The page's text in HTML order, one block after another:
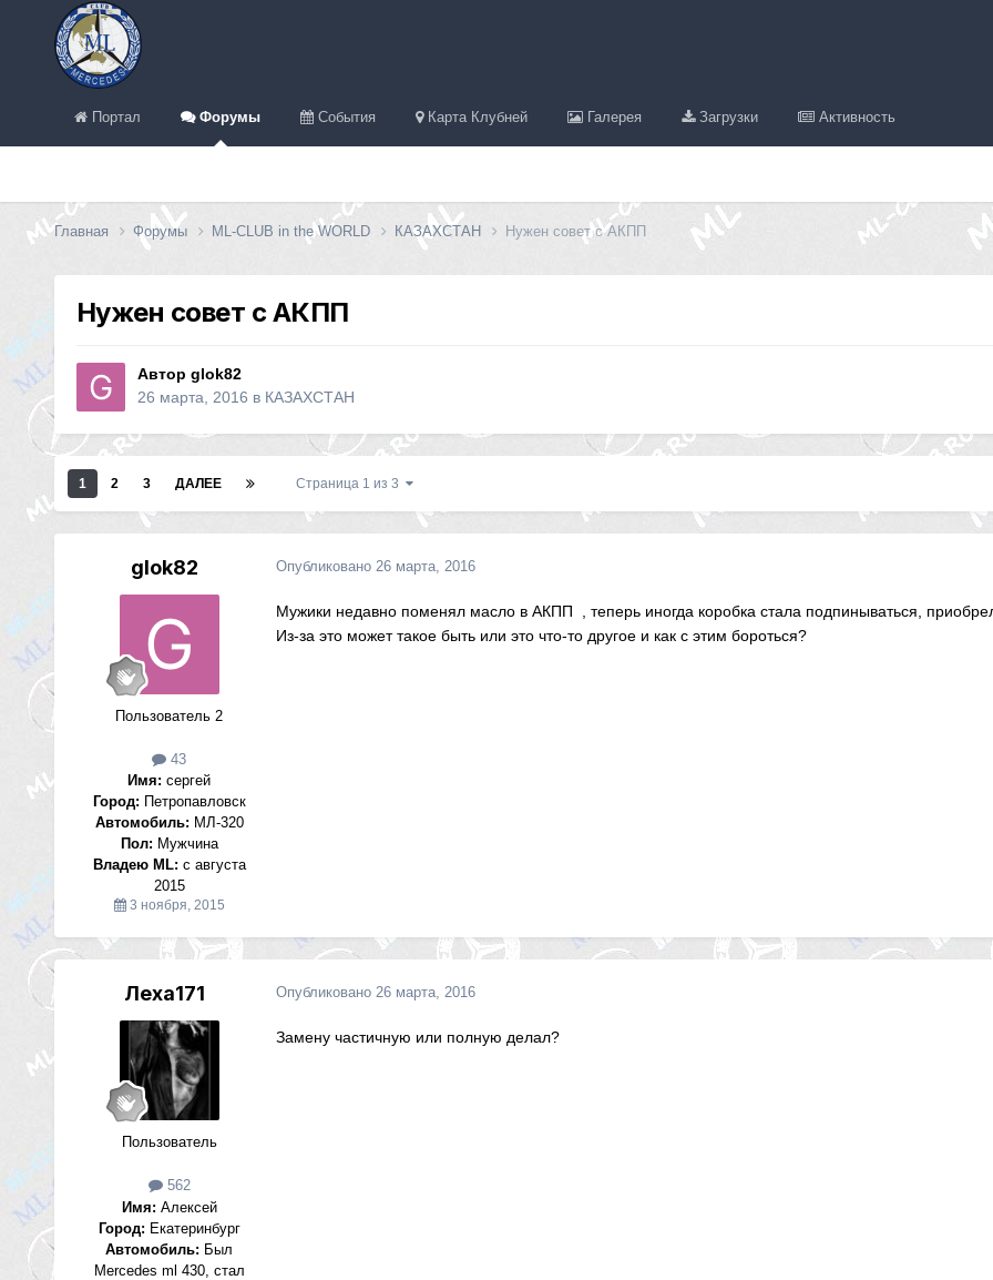
Портал Форумы События Карта Клубней Галерея Загрузки Активность
Главная Форумы ML-CLUB in the WORLD КАЗАХСТАН Нужен совет с АКПП
Нужен совет с АКПП
Автор glok82
26 марта, 2016 в КАЗАХСТАН
1 2 3 ДАЛЕЕ Страница 1 из 3
glok82
Пользователь 2
43
Имя: сергей
Город: Петропавловск
Автомобиль: МЛ-320
Пол: Мужчина
Владею ML: с августа
2015
3 ноября, 2015
Опубликовано 26 марта, 2016
Мужики недавно поменял масло в АКПП , теперь иногда коробка стала подпинываться,
Из-за это может такое быть или это что-то другое и как с этим бороться?
Леха171
Пользователь
562
Имя: Алексей
Город: Екатеринбург
Автомобиль: Был
Mercedes ml 430, стал
Опубликовано 26 марта, 2016
Замену частичную или полную делал?